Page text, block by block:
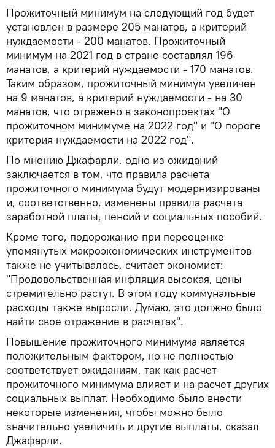
Прожиточный минимум на следующий год будет
установлен в размере 205 манатов, а критерий
нуждаемости - 200 манатов. Прожиточный
минимум на 2021 год в стране составлял 196
манатов, а критерий нуждаемости - 170 манатов.
Таким образом, прожиточный минимум увеличен
на 9 манатов, а критерий нуждаемости - на 30
манатов, что отражено в законопроектах "О
прожиточном минимуме на 2022 год" и "О пороге
критерия нуждаемости на 2022 год".
По мнению Джафарли, одно из ожиданий
заключается в том, что правила расчета
прожиточного минимума будут модернизированы
и, соответственно, изменены правила расчета
заработной платы, пенсий и социальных пособий.
Кроме того, подорожание при переоценке
упомянутых макроэкономических инструментов
также не учитывалось, считает экономист:
"Продовольственная инфляция высокая, цены
стремительно растут. В этом году коммунальные
расходы также выросли. Думаю, это должно было
найти свое отражение в расчетах".
Повышение прожиточного минимума является
положительным фактором, но не полностью
соответствует ожиданиям, так как расчет
прожиточного минимума влияет и на расчет других
социальных выплат. Необходимо было внести
некоторые изменения, чтобы можно было
значительно увеличить и другие выплаты, сказал
Джафарли.